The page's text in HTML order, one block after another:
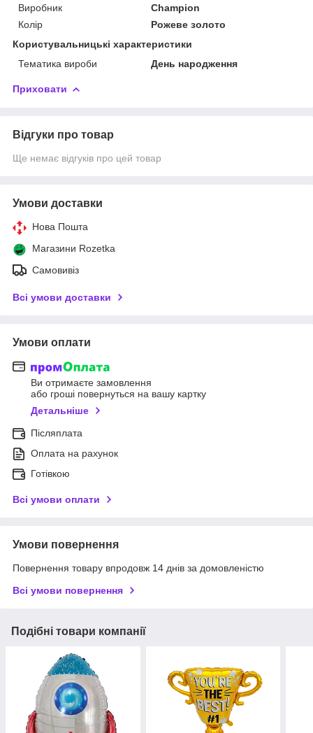
Виробник
Champion
Колір
Рожеве золото
Користувальницькі характеристики
Тематика вироби
День народження
Приховати
Відгуки про товар
Ще немає відгуків про цей товар
Умови доставки
Нова Пошта
Магазини Rozetka
Самовивіз
Всі умови доставки
Умови оплати
Ви отримаєте замовлення
або гроші повернуться на вашу картку
Детальніше
Післяплата
Оплата на рахунок
Готівкою
Всі умови оплати
Умови повернення
Повернення товару впродовж 14 днів за домовленістю
Всі умови повернення
Подібні товари компанії